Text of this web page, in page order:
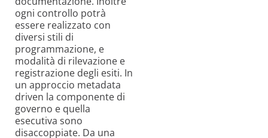
ogni controllo potrà
essere realizzato con
diversi stili di
programmazione, e
modalità di rilevazione e
registrazione degli esiti. In
un approccio metadata
driven la componente di
governo e quella
esecutiva sono
disaccoppiate. Da una